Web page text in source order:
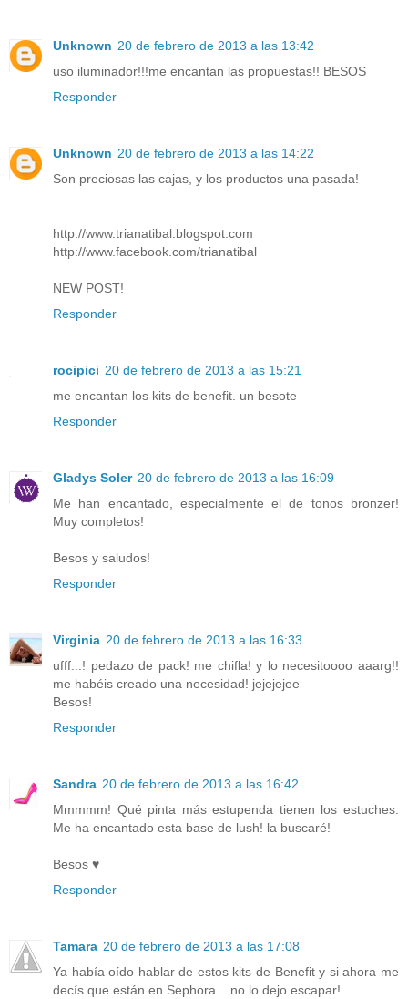
Unknown 20 de febrero de 2013 a las 13:42
uso iluminador!!!me encantan las propuestas!! BESOS
Responder
Unknown 20 de febrero de 2013 a las 14:22
Son preciosas las cajas, y los productos una pasada!
http://www.trianatibal.blogspot.com
http://www.facebook.com/trianatibal
NEW POST!
Responder
rocipici 20 de febrero de 2013 a las 15:21
me encantan los kits de benefit. un besote
Responder
Gladys Soler 20 de febrero de 2013 a las 16:09
Me han encantado, especialmente el de tonos bronzer!
Muy completos!
Besos y saludos!
Responder
Virginia 20 de febrero de 2013 a las 16:33
ufff...! pedazo de pack! me chifla! y lo necesitoooo aaarg!!
me habéis creado una necesidad! jejejejee
Besos!
Responder
Sandra 20 de febrero de 2013 a las 16:42
Mmmmm! Qué pinta más estupenda tienen los estuches.
Me ha encantado esta base de lush! la buscaré!
Besos ♥
Responder
Tamara 20 de febrero de 2013 a las 17:08
Ya había oído hablar de estos kits de Benefit y si ahora me
decís que están en Sephora... no lo dejo escapar!